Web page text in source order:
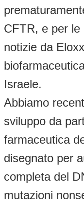
CFTR, e per le
notizie da
Israele.
Abbiamo
sviluppo da
farmaceutica
disegnato per
completa del
mutazioni